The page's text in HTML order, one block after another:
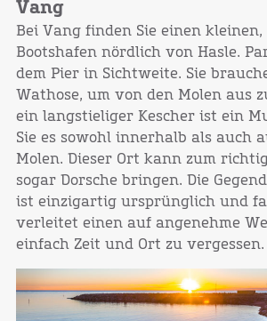
Vang
Bei Vang finden Sie einen
Bootshafen nördlich von Hasle.
dem Pier in Sichtweite. Sie
Wathose, um von den Molen aus
ein langstieliger Kescher ist ein
Sie es sowohl innerhalb als auch
Molen. Dieser Ort kann zum
sogar Dorsche bringen. Die
ist einzigartig ursprünglich und
verleitet einen auf angenehme
einfach Zeit und Ort zu vergessen.